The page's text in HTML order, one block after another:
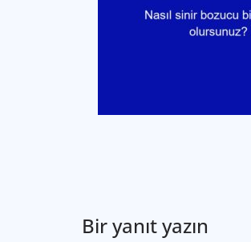
Bir yanıt yazın